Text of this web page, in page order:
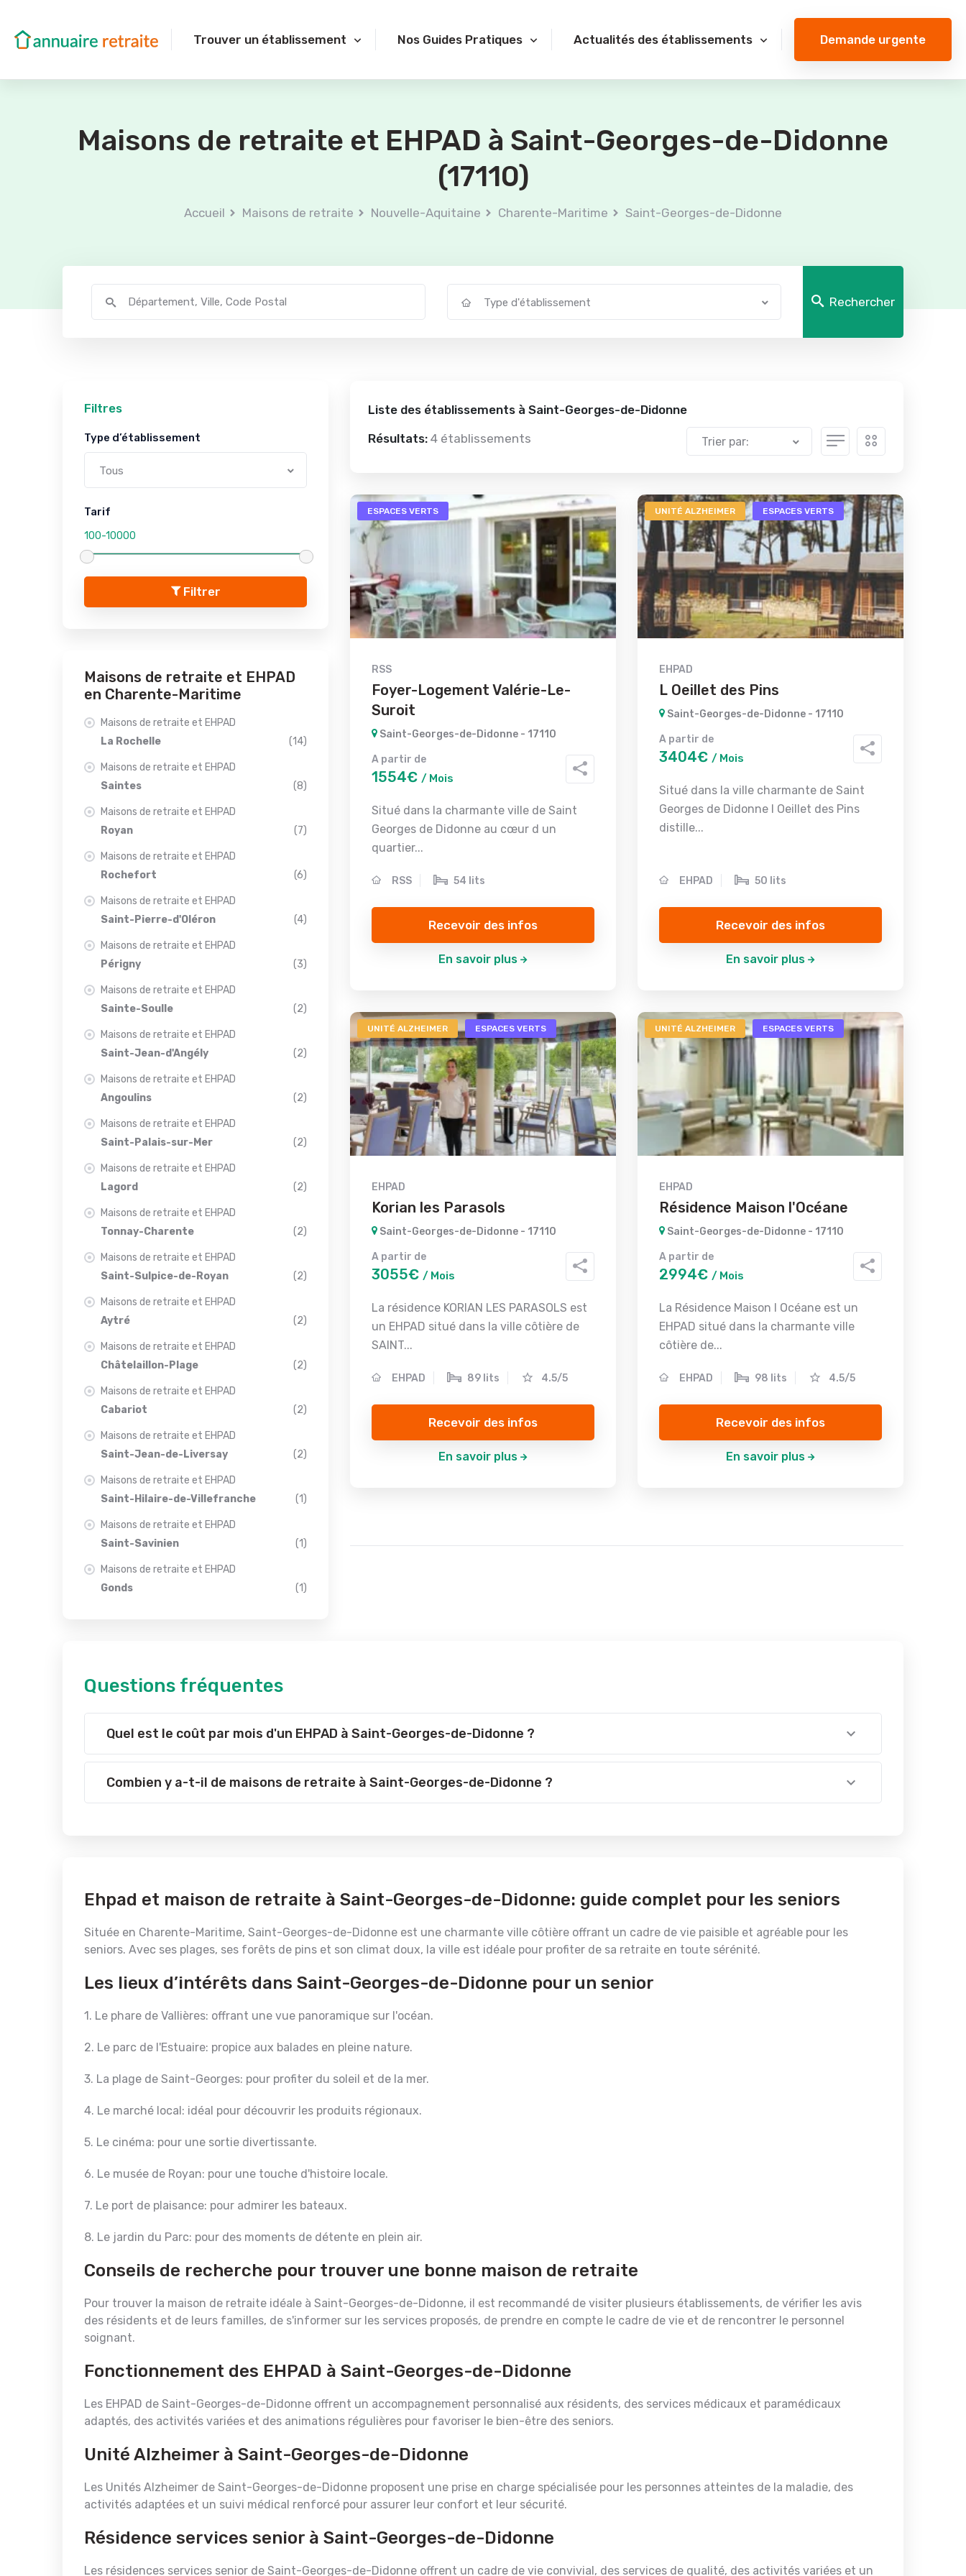
Trouver un établissement Nos Guides Pratiques Actualités des établissements Demande urgente
Maisons de retraite et EHPAD à Saint-Georges-de-Didonne
(17110)
Accueil Maisons de retraite Nouvelle-Aquitaine Charente-Maritime Saint-Georges-de-Didonne
Type d'établissement Rechercher
Liste des établissements à Saint-Georges-de-Didonne
Résultats: 4 établissements Trier par:
ESPACES VERTS
RSS
Foyer-Logement Valérie-Le-
Suroit
Saint-Georges-de-Didonne - 17110
A partir de
1554€ / Mois
Situé dans la charmante ville de Saint
Georges de Didonne au cœur d un
quartier...
RSS 54 lits
Recevoir des infos
En savoir plus
UNITÉ ALZHEIMER ESPACES VERTS
EHPAD
L Oeillet des Pins
Saint-Georges-de-Didonne - 17110
A partir de
3404€ / Mois
Situé dans la ville charmante de Saint
Georges de Didonne l Oeillet des Pins
distille...
EHPAD 50 lits
Recevoir des infos
En savoir plus
UNITÉ ALZHEIMER ESPACES VERTS
EHPAD
Korian les Parasols
Saint-Georges-de-Didonne - 17110
A partir de
3055€ / Mois
La résidence KORIAN LES PARASOLS est
un EHPAD situé dans la ville côtière de
SAINT...
EHPAD 89 lits 4.5/5
Recevoir des infos
En savoir plus
UNITÉ ALZHEIMER ESPACES VERTS
EHPAD
Résidence Maison l'Océane
Saint-Georges-de-Didonne - 17110
A partir de
2994€ / Mois
La Résidence Maison l Océane est un
EHPAD situé dans la charmante ville
côtière de...
EHPAD 98 lits 4.5/5
Recevoir des infos
En savoir plus
Filtres
Type d’établissement
Tous
Tarif
Filtrer
Maisons de retraite et EHPAD
en Charente-Maritime
Maisons de retraite et EHPAD
La Rochelle
(14)
Maisons de retraite et EHPAD
Saintes
(8)
Maisons de retraite et EHPAD
Royan
(7)
Maisons de retraite et EHPAD
Rochefort
(6)
Maisons de retraite et EHPAD
Saint-Pierre-d'Oléron
(4)
Maisons de retraite et EHPAD
Périgny
(3)
Maisons de retraite et EHPAD
Sainte-Soulle
(2)
Maisons de retraite et EHPAD
Saint-Jean-d'Angély
(2)
Maisons de retraite et EHPAD
Angoulins
(2)
Maisons de retraite et EHPAD
Saint-Palais-sur-Mer
(2)
Maisons de retraite et EHPAD
Lagord
(2)
Maisons de retraite et EHPAD
Tonnay-Charente
(2)
Maisons de retraite et EHPAD
Saint-Sulpice-de-Royan
(2)
Maisons de retraite et EHPAD
Aytré
(2)
Maisons de retraite et EHPAD
Châtelaillon-Plage
(2)
Maisons de retraite et EHPAD
Cabariot
(2)
Maisons de retraite et EHPAD
Saint-Jean-de-Liversay
(2)
Maisons de retraite et EHPAD
Saint-Hilaire-de-Villefranche
(1)
Maisons de retraite et EHPAD
Saint-Savinien
(1)
Maisons de retraite et EHPAD
Gonds
(1)
Questions fréquentes
Quel est le coût par mois d'un EHPAD à Saint-Georges-de-Didonne ?
Combien y a-t-il de maisons de retraite à Saint-Georges-de-Didonne ?
Ehpad et maison de retraite à Saint-Georges-de-Didonne: guide complet pour les seniors
Située en Charente-Maritime, Saint-Georges-de-Didonne est une charmante ville côtière offrant un cadre de vie paisible et agréable pour les
seniors. Avec ses plages, ses forêts de pins et son climat doux, la ville est idéale pour profiter de sa retraite en toute sérénité.
Les lieux d’intérêts dans Saint-Georges-de-Didonne pour un senior
1. Le phare de Vallières: offrant une vue panoramique sur l'océan.
2. Le parc de l'Estuaire: propice aux balades en pleine nature.
3. La plage de Saint-Georges: pour profiter du soleil et de la mer.
4. Le marché local: idéal pour découvrir les produits régionaux.
5. Le cinéma: pour une sortie divertissante.
6. Le musée de Royan: pour une touche d'histoire locale.
7. Le port de plaisance: pour admirer les bateaux.
8. Le jardin du Parc: pour des moments de détente en plein air.
Conseils de recherche pour trouver une bonne maison de retraite
Pour trouver la maison de retraite idéale à Saint-Georges-de-Didonne, il est recommandé de visiter plusieurs établissements, de vérifier les avis
des résidents et de leurs familles, de s'informer sur les services proposés, de prendre en compte le cadre de vie et de rencontrer le personnel
soignant.
Fonctionnement des EHPAD à Saint-Georges-de-Didonne
Les EHPAD de Saint-Georges-de-Didonne offrent un accompagnement personnalisé aux résidents, des services médicaux et paramédicaux
adaptés, des activités variées et des animations régulières pour favoriser le bien-être des seniors.
Unité Alzheimer à Saint-Georges-de-Didonne
Les Unités Alzheimer de Saint-Georges-de-Didonne proposent une prise en charge spécialisée pour les personnes atteintes de la maladie, des
activités adaptées et un suivi médical renforcé pour assurer leur confort et leur sécurité.
Résidence services senior à Saint-Georges-de-Didonne
Les résidences services senior de Saint-Georges-de-Didonne offrent un cadre de vie convivial, des services de qualité, des activités variées et un